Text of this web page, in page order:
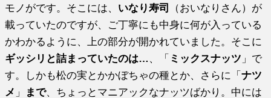
モノがです。そこには、 いなり寿司
（おいなりさん）が
載っていたのですが、ご丁寧にも中身に何が入っている
かわかるように、上の部分が開かれていました。そこに
ギッシリと詰まっていたのは… 、「 ミックスナッツ 」で
す。しかも松の実とかかぼちゃの種とか、さらに「ナツ
メ 」 まで、ちょっとマニアックなナッツばかり。中には